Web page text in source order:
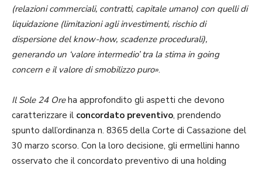
(relazioni commerciali, contratti, capitale umano) con quelli di
liquidazione (limitazioni agli investimenti, rischio di
dispersione del know-how, scadenze procedurali),
generando un ‘valore intermedio’ tra la stima in going
concern e il valore di smobilizzo puro».
Il Sole 24 Oreha approfondito gli aspetti che devono
caratterizzare il concordato preventivo, prendendo
spunto dall’ordinanza n. 8365 della Corte di Cassazione del
30 marzo scorso. Con la loro decisione, gli ermellini hanno
osservato che il concordato preventivo di una holding